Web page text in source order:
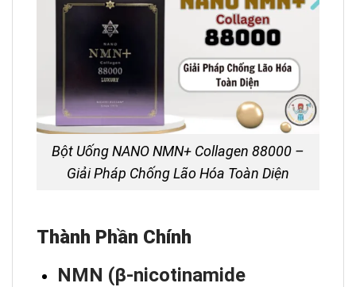
Bột Uống NANO NMN+ Collagen 88000 –
Giải Pháp Chống Lão Hóa Toàn Diện
Thành Phần Chính
NMN (β-nicotinamide